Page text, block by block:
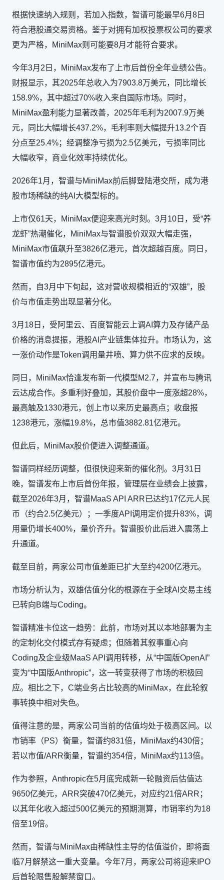
根据快速纳入规则，若加入指数，智谱可能最早6月8日
符合港股通交易资格。鉴于对拥有加权投票权公司的要求
更为严格，MiniMax则可能要8月才能符合要求。
今年3月2日，MiniMax发布了上市后首份全年业绩公告。
财报显示，其2025年总收入为7903.8万美元，同比增长
158.9%，其中超过70%收入来自国际市场。同时，
MiniMax盈利能力显著改善，2025年毛利为2007.9万美
元，同比大幅增长437.2%，毛利率则大幅提升13.2个百
分点至25.4%；经调整净亏损为2.5亿美元，亏损率同比
大幅收窄，商业化效率持续优化。
2026年1月，智谱与MiniMax前后脚登陆港交所，成为港
股市场稀缺的纯AI大模型标的。
上市仅61天，MiniMax便迎来高光时刻。3月10日，受“养
龙虾”热潮催化，MiniMax与智谱股价双双大幅走强，
MiniMax市值飙升至3826亿港元，首次超越百度。同日，
智谱市值约为2895亿港元。
然而，自3月中下旬起，这对营收规模相近的“双雄”，股
价与市值走势出现显著分化。
3月18日，受阿里云、百度智能云上调AI算力及存储产品
价格的消息提振，港股AI产业链集体拉升。市场认为，这
一涨价动作是Token调用量井喷、算力供不应求的反映。
同日，MiniMax恰逢发布新一代模型M2.7，并宣布与腾讯
云达成合作。多重利好叠加，其股价盘中一度涨超28%，
最高触及1330港元，创上市以来历史最高点；收盘报
1238港元，涨幅19.8%，总市值3882.81亿港元。
但此后，MiniMax股价便进入调整通道。
智谱同样经历调整，但很快迎来新的催化剂。3月31日
晚，智谱发布上市后首份年报，管理层在业绩会上披露，
截至2026年3月，智谱MaaS API ARR已达约17亿元人民
币（约合2.5亿美元）；一季度API调用定价提升83%，调
用量仍增长400%，量价齐升。智谱股价此后进入震荡上
升通道。
截至目前，两家公司市值差距已扩大至约4200亿港元。
市场分析认为，双雄估值分化的根源在于全球AI交易主线
已转向B端与Coding。
智谱精准卡位这一趋势：此前，市场对其以本地部署为主
的定制化交付模式存有疑虑；但随着其叙事重心向
Coding及企业级MaaS API调用转移，从“中国版OpenAI”
变为“中国版Anthropic”，这一转变获得了市场的积极回
应。相比之下，C端业务占比较高的MiniMax，在此轮叙
事转换中相对失色。
值得注意的是，两家公司当前的估值均处于极高区间。以
市销率（PS）衡量，智谱约831倍，MiniMax约430倍；
若以市值/ARR衡量，智谱约354倍，MiniMax约113倍。
作为参照，Anthropic在5月底完成新一轮融资后估值达
9650亿美元，ARR突破470亿美元，对应约21倍ARR；
以其年化收入超过500亿美元的预期测算，市销率约为18
倍至19倍。
然而，智谱与MiniMax由稀缺性主导的估值溢价，即将面
临7月解禁这一重大变量。今年7月，两家公司将迎来IPO
后首轮限售股解禁窗口。